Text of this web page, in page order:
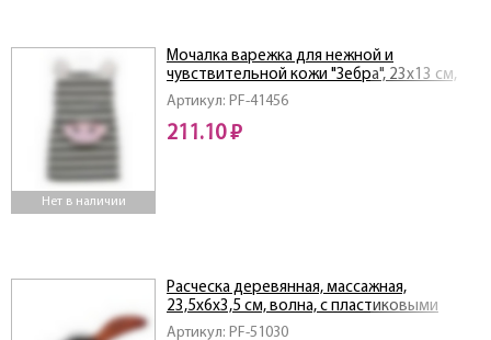
Нет в наличии
Артикул: PF-41456
Мочалка варежка для нежной и
чувствительной кожи "Зебра", 23х13 см,
soft
211.10 ₽
Артикул: PF-51030
Расческа деревянная, массажная,
23,5х6х3,5 см, волна, с пластиковыми
зубчиками и натуральной щетиной